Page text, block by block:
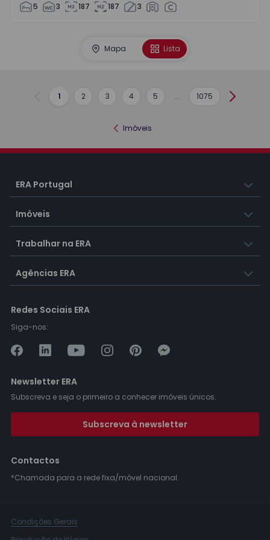
5 3 187 187 3
Mapa Lista
Anterior
1 2 3 4 5 ... 1075
Imóveis
ERA Portugal
Imóveis
Trabalhar na ERA
Agências ERA
Redes Sociais ERA
Siga-nos:
Newsletter ERA
Subscreva e seja o primeiro a conhecer imóveis únicos.
Subscreva à newsletter
Contactos
*Chamada para a rede fixa/móvel nacional.
Condições Gerais